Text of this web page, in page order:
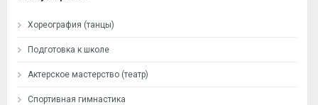
Хореография (танцы)
Подготовка к школе
Актерское мастерство (театр)
Спортивная гимнастика